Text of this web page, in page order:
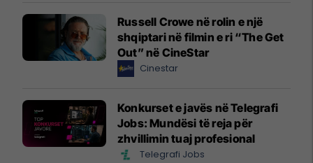
Russell Crowe në rolin e një
shqiptari në filmin e ri “The Get
Out” në CineStar
Cinestar
Konkurset e javës në Telegrafi
Jobs: Mundësi të reja për
zhvillimin tuaj profesional
Telegrafi Jobs